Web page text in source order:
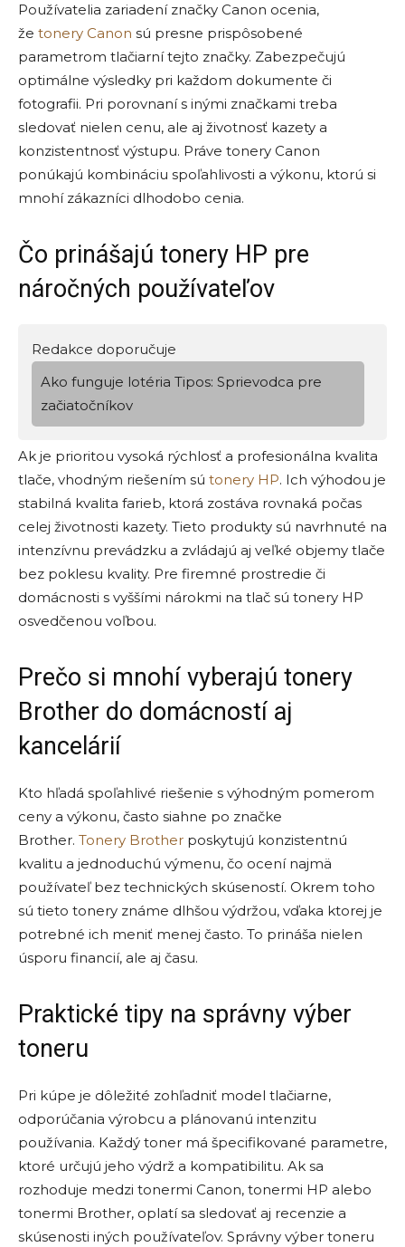
Používatelia zariadení značky Canon ocenia,
že tonery Canon sú presne prispôsobené
parametrom tlačiarní tejto značky. Zabezpečujú
optimálne výsledky pri každom dokumente či
fotografii. Pri porovnaní s inými značkami treba
sledovať nielen cenu, ale aj životnosť kazety a
konzistentnosť výstupu. Práve tonery Canon
ponúkajú kombináciu spoľahlivosti a výkonu, ktorú si
mnohí zákazníci dlhodobo cenia.
Čo prinášajú tonery HP pre
náročných používateľov
Redakce doporučuje
Ako funguje lotéria Tipos: Sprievodca pre
začiatočníkov
Ak je prioritou vysoká rýchlosť a profesionálna kvalita
tlače, vhodným riešením sú tonery HP. Ich výhodou je
stabilná kvalita farieb, ktorá zostáva rovnaká počas
celej životnosti kazety. Tieto produkty sú navrhnuté na
intenzívnu prevádzku a zvládajú aj veľké objemy tlače
bez poklesu kvality. Pre firemné prostredie či
domácnosti s vyššími nárokmi na tlač sú tonery HP
osvedčenou voľbou.
Prečo si mnohí vyberajú tonery
Brother do domácností aj
kancelárií
Kto hľadá spoľahlivé riešenie s výhodným pomerom
ceny a výkonu, často siahne po značke
Brother. Tonery Brother poskytujú konzistentnú
kvalitu a jednoduchú výmenu, čo ocení najmä
používateľ bez technických skúseností. Okrem toho
sú tieto tonery známe dlhšou výdržou, vďaka ktorej je
potrebné ich meniť menej často. To prináša nielen
úsporu financií, ale aj času.
Praktické tipy na správny výber
toneru
Pri kúpe je dôležité zohľadniť model tlačiarne,
odporúčania výrobcu a plánovanú intenzitu
používania. Každý toner má špecifikované parametre,
ktoré určujú jeho výdrž a kompatibilitu. Ak sa
rozhoduje medzi tonermi Canon, tonermi HP alebo
tonermi Brother, oplatí sa sledovať aj recenzie a
skúsenosti iných používateľov. Správny výber toneru